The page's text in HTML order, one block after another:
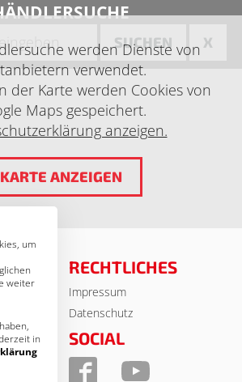
SUCHEN X
werden Dienste von
verwendet.
der Karte werden Cookies von
Maps gespeichert.
anzeigen.
KARTE ANZEIGEN
RECHTLICHES
Impressum
Datenschutz
SOCIAL
um
weiter
in